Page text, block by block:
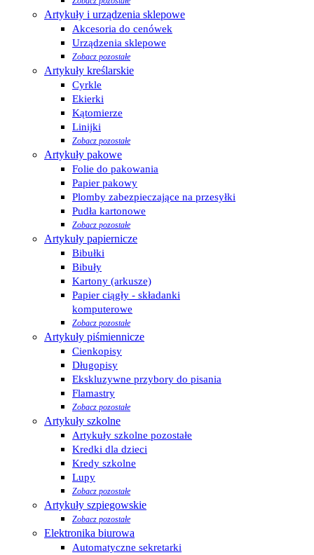
Artykuły i urządzenia sklepowe
Akcesoria do cenówek
Urządzenia sklepowe
Zobacz pozostałe
Artykuły kreślarskie
Cyrkle
Ekierki
Kątomierze
Linijki
Zobacz pozostałe
Artykuły pakowe
Folie do pakowania
Papier pakowy
Plomby zabezpieczające na przesyłki
Pudła kartonowe
Zobacz pozostałe
Artykuły papiernicze
Bibułki
Bibuły
Kartony (arkusze)
Papier ciągły - składanki
komputerowe
Zobacz pozostałe
Artykuły piśmiennicze
Cienkopisy
Długopisy
Ekskluzywne przybory do pisania
Flamastry
Zobacz pozostałe
Artykuły szkolne
Artykuły szkolne pozostałe
Kredki dla dzieci
Kredy szkolne
Lupy
Zobacz pozostałe
Artykuły szpiegowskie
Zobacz pozostałe
Elektronika biurowa
Automatyczne sekretarki